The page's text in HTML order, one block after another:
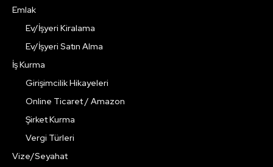
Emlak
Ev/İşyeri Kiralama
Ev/İşyeri Satın Alma
İş Kurma
Girişimcilik Hikayeleri
Online Ticaret / Amazon
Şirket Kurma
Vergi Türleri
Vize/Seyahat